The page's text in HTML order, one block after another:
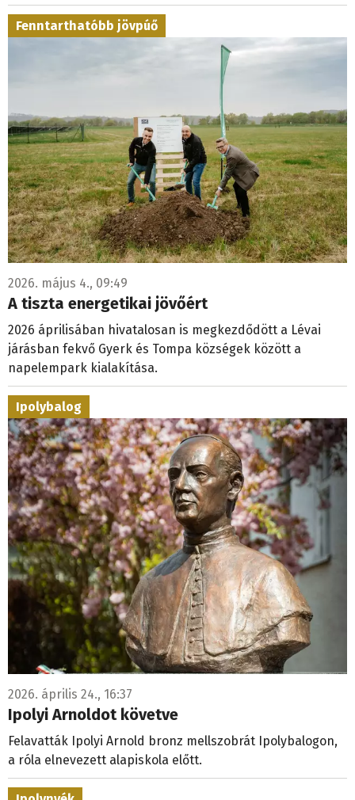
Fenntarthatóbb jövpúő
2026. május 4., 09:49
A tiszta energetikai jövőért
2026 áprilisában hivatalosan is megkezdődött a Lévai
járásban fekvő Gyerk és Tompa községek között a
napelempark kialakítása.
Ipolybalog
2026. április 24., 16:37
Ipolyi Arnoldot követve
Felavatták Ipolyi Arnold bronz mellszobrát Ipolybalogon,
a róla elnevezett alapiskola előtt.